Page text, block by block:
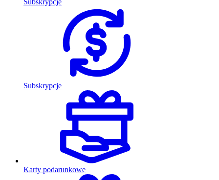
Subskrypcje
Subskrypcje
Karty podarunkowe